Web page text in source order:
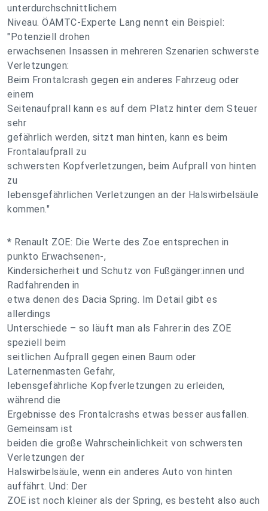
unterdurchschnittlichem
Niveau. ÖAMTC-Experte Lang nennt ein Beispiel:
"Potenziell drohen
erwachsenen Insassen in mehreren Szenarien schwerste
Verletzungen:
Beim Frontalcrash gegen ein anderes Fahrzeug oder
einem
Seitenaufprall kann es auf dem Platz hinter dem Steuer
sehr
gefährlich werden, sitzt man hinten, kann es beim
Frontalaufprall zu
schwersten Kopfverletzungen, beim Aufprall von hinten
zu
lebensgefährlichen Verletzungen an der Halswirbelsäule
kommen."
* Renault ZOE: Die Werte des Zoe entsprechen in
punkto Erwachsenen-,
Kindersicherheit und Schutz von Fußgänger:innen und
Radfahrenden in
etwa denen des Dacia Spring. Im Detail gibt es
allerdings
Unterschiede – so läuft man als Fahrer:in des ZOE
speziell beim
seitlichen Aufprall gegen einen Baum oder
Laternenmasten Gefahr,
lebensgefährliche Kopfverletzungen zu erleiden,
während die
Ergebnisse des Frontalcrashs etwas besser ausfallen.
Gemeinsam ist
beiden die große Wahrscheinlichkeit von schwersten
Verletzungen der
Halswirbelsäule, wenn ein anderes Auto von hinten
auffährt. Und: Der
ZOE ist noch kleiner als der Spring, es besteht also auch